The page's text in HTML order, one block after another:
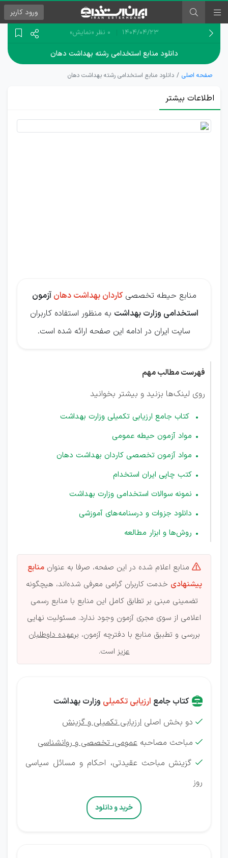
ورود کاربر
۱۴۰۴/۰۴/۲۳ 0 نظر «نمایش»
دانلود منابع استخدامی رشته بهداشت دهان
صفحه اصلی دانلود منابع استخدامی رشته بهداشت دهان
اطلاعات بیشتر
دانلود
منابع حیطه تخصصیکاردان بهداشت دهان آزمون
استخدامی وزارت بهداشت به منظور استفاده کاربران
سایت ایران در ادامه این صفحه ارائه شده است.
فهرست مطالب مهم
روی لینک‌ها بزنید و بیشتر بخوانید
کتاب جامع ارزیابی تکمیلی وزارت بهداشت
مواد آزمون حیطه عمومی
مواد آزمون تخصصی کاردان بهداشت دهان
کتب چاپی ایران استخدام
نمونه سوالات استخدامی وزارت بهداشت
دانلود جزوات و درسنامه‌های آموزشی
روش‌ها و ابزار مطالعه
 منابع اعلام شده در این صفحه، صرفا به عنوان منابع
پیشنهادی خدمت کاربران گرامی معرفی شده‌اند، هیچگونه
تضمینی مبنی بر تطابق کامل این منابع با منابع رسمی
اعلامی از سوی مجری آزمون وجود ندارد. مسئولیت نهایی
بررسی و تطبیق منابع با دفترچه آزمون،برعهده داوطلبان
عزیزاست.
کتاب جامع ارزیابی تکمیلی وزارت بهداشت
 دو بخش اصلی ارزیابی تکمیلی و گزینش
 مباحث مصاحبه عمومی، تخصصی و روانشناسی
 گزینش مباحث عقیدتی، احکام و مسائل سیاسی
روز
خرید و دانلود